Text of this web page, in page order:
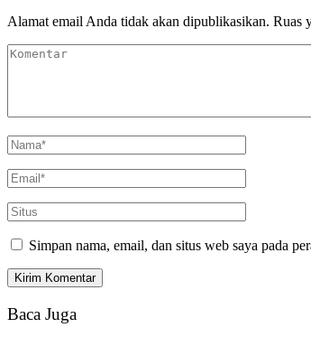
Alamat email Anda tidak akan dipublikasikan. Ruas
Simpan nama, email, dan situs web saya pada
Baca Juga